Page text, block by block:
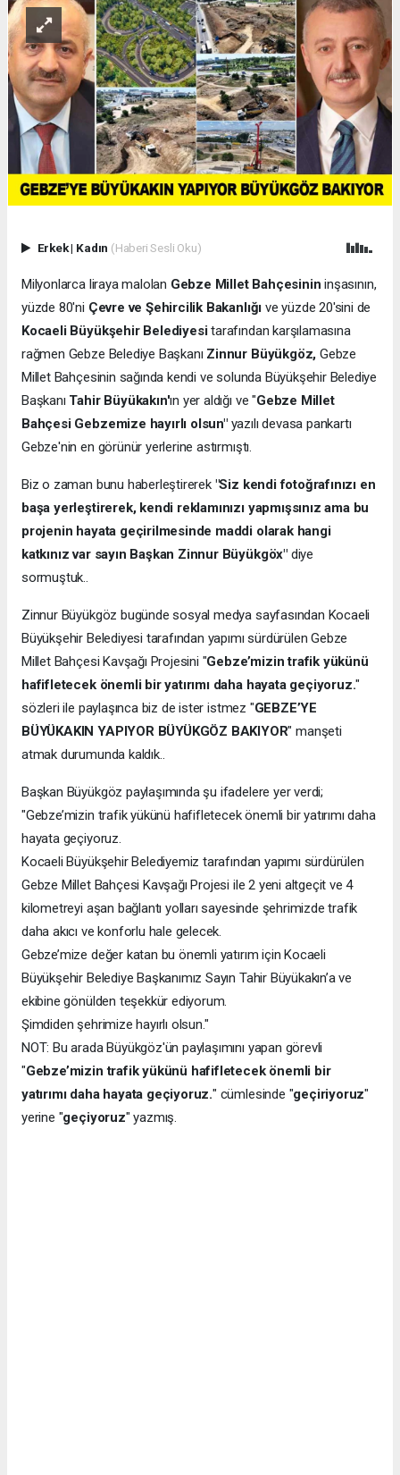
Erkek| Kadın (Haberi Sesli Oku)
Milyonlarca liraya malolan Gebze Millet Bahçesinin inşasının,
yüzde 80'ni Çevre ve Şehircilik Bakanlığı ve yüzde 20'sini de
Kocaeli Büyükşehir Belediyesitarafından karşılamasına
rağmen Gebze Belediye Başkanı Zinnur Büyükgöz, Gebze
Millet Bahçesinin sağında kendi ve solunda Büyükşehir Belediye
Başkanı Tahir Büyükakın'ın yer aldığı ve "Gebze Millet
Bahçesi Gebzemize hayırlı olsun"yazılı devasa pankartı
Gebze'nin en görünür yerlerine astırmıştı.
Biz o zaman bunu haberleştirerek "Siz kendi fotoğrafınızı en
başa yerleştirerek, kendi reklamınızı yapmışsınız ama bu
projenin hayata geçirilmesinde maddi olarak hangi
katkınız var sayın Başkan Zinnur Büyükgöx" diye
sormuştuk..
Zinnur Büyükgöz bugünde sosyal medya sayfasından Kocaeli
Büyükşehir Belediyesi tarafından yapımı sürdürülen Gebze
Millet Bahçesi Kavşağı Projesini "Gebze’mizin trafik yükünü
hafifletecek önemli bir yatırımı daha hayata geçiyoruz."
sözleri ile paylaşınca biz de ister istmez "GEBZE’YE
BÜYÜKAKIN YAPIYOR BÜYÜKGÖZ BAKIYOR" manşeti
atmak durumunda kaldık..
Başkan Büyükgöz paylaşımında şu ifadelere yer verdi;
"Gebze’mizin trafik yükünü hafifletecek önemli bir yatırımı daha
hayata geçiyoruz.
Kocaeli Büyükşehir Belediyemiz tarafından yapımı sürdürülen
Gebze Millet Bahçesi Kavşağı Projesi ile 2 yeni altgeçit ve 4
kilometreyi aşan bağlantı yolları sayesinde şehrimizde trafik
daha akıcı ve konforlu hale gelecek.
Gebze’mize değer katan bu önemli yatırım için Kocaeli
Büyükşehir Belediye Başkanımız Sayın Tahir Büyükakın’a ve
ekibine gönülden teşekkür ediyorum.
Şimdiden şehrimize hayırlı olsun."
NOT: Bu arada Büyükgöz'ün paylaşımını yapan görevli
"Gebze’mizin trafik yükünü hafifletecek önemli bir
yatırımı daha hayata geçiyoruz." cümlesinde "geçiriyoruz"
yerine "geçiyoruz" yazmış.